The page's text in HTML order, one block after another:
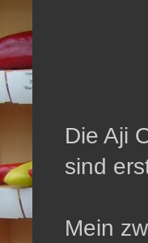
Die Aji
sind
Mein